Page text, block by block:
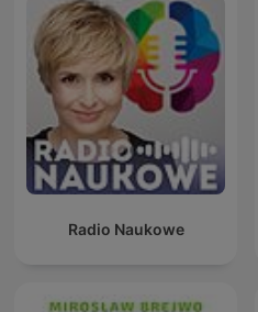
Radio Naukowe